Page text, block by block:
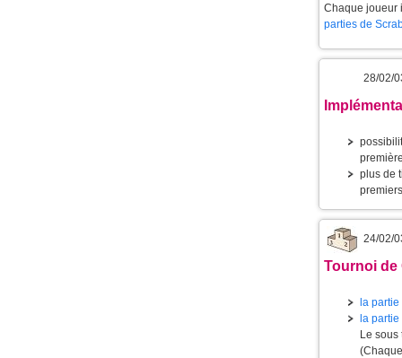
Chaque joueur
parties de
28/02/
plus de
24/02/
Tournoi de
la partie
la partie
Le sous